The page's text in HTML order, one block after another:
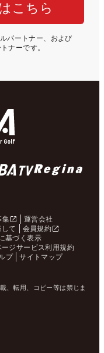
こちら
パートナー、および
ナーです。
集
運営会社
て
会員規約
基づく表示
ージサービス利用規約
プ サイトマップ
、転用、コピー等は禁じま